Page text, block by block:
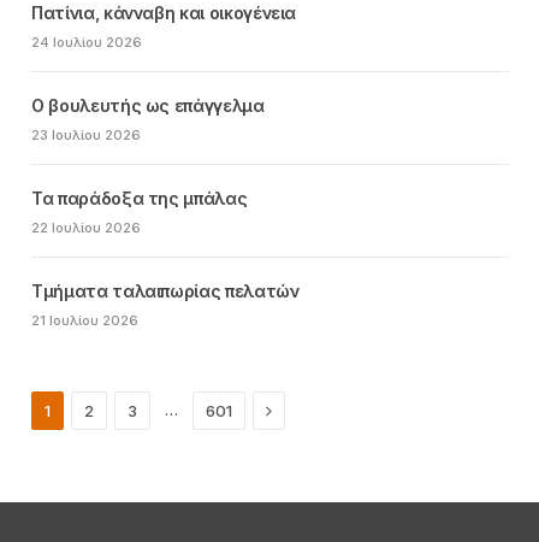
Πατίνια, κάνναβη και οικογένεια
24 Ιουλίου 2026
Ο βουλευτής ως επάγγελμα
23 Ιουλίου 2026
Τα παράδοξα της μπάλας
22 Ιουλίου 2026
Τμήματα ταλαιπωρίας πελατών
21 Ιουλίου 2026
1 2 3 … 601 Next